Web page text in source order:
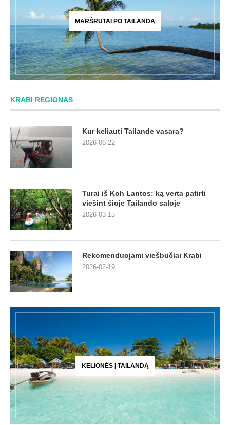
MARŠRUTAI PO TAILANDĄ
KRABI REGIONAS
Kur keliauti Tailande vasarą?
2026-06-22
Turai iš Koh Lantos: ką verta patirti
viešint šioje Tailando saloje
2026-03-15
Rekomenduojami viešbučiai Krabi
2026-02-19
KELIONĖS Į TAILANDĄ